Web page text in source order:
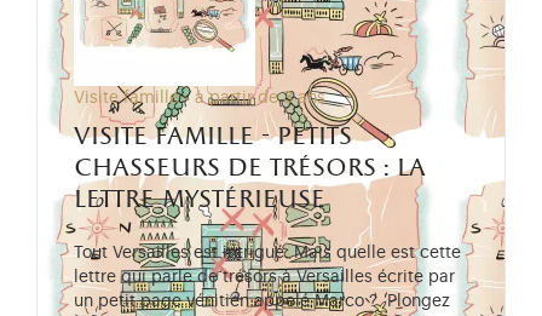
Visite famille - à partir de 3 ans
visite famille - petits
chasseurs de trésors : la
lettre mystérieuse
Tout Versailles est intrigué. Mais quelle est cette
lettre qui parle de trésors à Versailles écrite par
un petit page vénitien appelé Marco ? Plongez